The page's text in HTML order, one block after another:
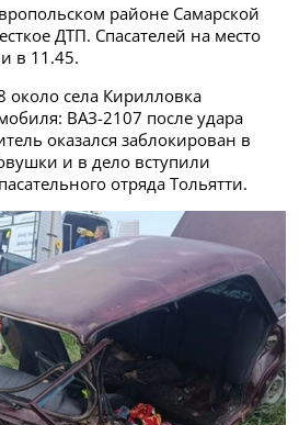
районе Самарской
ДТП. Спасателей на место
в 11.45.
около села Кирилловка
ВАЗ-2107 после удара
оказался заблокирован в
и в дело вступили
отряда Тольятти.